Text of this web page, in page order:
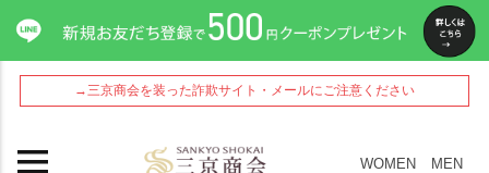
→三京商会を装った詐欺サイト・メールにご注意ください
WOMEN MEN
ペー
ジト
ップ
へ